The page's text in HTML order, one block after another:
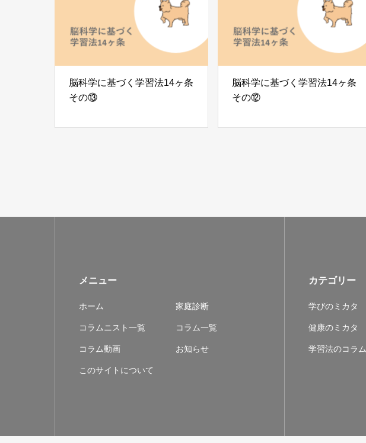
脳科学に基づく学習法14ヶ条
その⑬
脳科学に基づく学習法14ヶ条
その⑫
メニュー
ホーム 家庭診断
コラムニスト一覧 コラム一覧
コラム動画 お知らせ
このサイトについて
カテゴリー
学びのミカタ
健康のミカタ
学習法のコラム